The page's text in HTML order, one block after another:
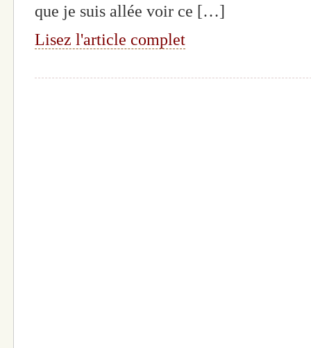
que je suis allée voir ce […]
Lisez l'article complet